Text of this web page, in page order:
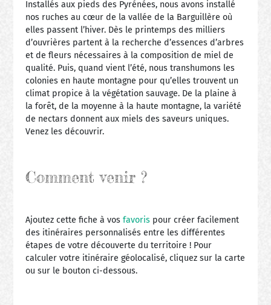
Installés aux pieds des Pyrénées, nous avons installé
nos ruches au cœur de la vallée de la Barguillère où
elles passent l’hiver. Dès le printemps des milliers
d’ouvrières partent à la recherche d’essences d’arbres
et de fleurs nécessaires à la composition de miel de
qualité. Puis, quand vient l’été, nous transhumons les
colonies en haute montagne pour qu’elles trouvent un
climat propice à la végétation sauvage. De la plaine à
la forêt, de la moyenne à la haute montagne, la variété
de nectars donnent aux miels des saveurs uniques.
Venez les découvrir.
Comment venir ?
Ajoutez cette fiche à vosfavoris pour créer facilement
des itinéraires personnalisés entre les différentes
étapes de votre découverte du territoire ! Pour
calculer votre itinéraire géolocalisé, cliquez sur la carte
ou sur le bouton ci-dessous.